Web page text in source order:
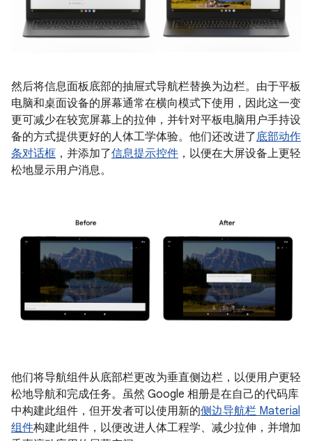
然后将信息面板底部的抽屉式导航栏替换为边栏。由于平板
电脑和桌面设备的屏幕通常在横向模式下使用，因此这一变
更可减少在较宽屏幕上的拉伸，并针对平板电脑用户手持设
备的方式提供更好的人体工学体验。他们还改进了底部动作
条对话框 ，并添加了信息提示控件 ，以便在大屏设备上更轻
松地显示用户消息。
他们将导航组件从底部栏更改为垂直侧边栏，以便用户更轻
松地导航和完成任务。虽然 Google 相册是在自己的代码库
中构建此组件，但开发者可以使用新的侧边导航栏 Material
组件构建此组件，以便改进人体工程学、减少拉伸，并增加